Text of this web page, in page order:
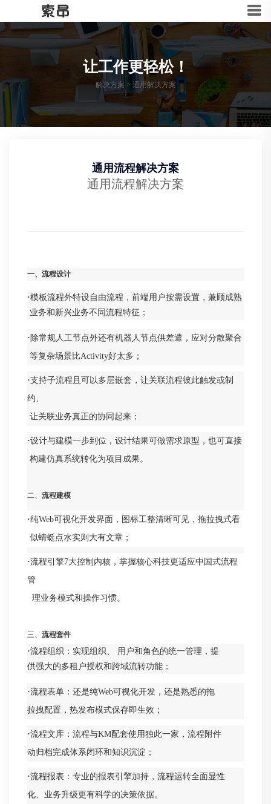
让工作更轻松！
解决方案 > 通用解决方案
通用流程解决方案
通用流程解决方案
一、流程设计
·模板流程外特设自由流程，前端用户按需设置，兼顾成熟
业务和新兴业务不同流程特征；
· 除常规人工节点外还有机器人节点供差遣，应对分散聚合
等复杂场景比Activity好太多；
·支持子流程且可以多层嵌套，让关联流程彼此触发或制
约、
让关联业务真正的协同起来；
·设计与建模一步到位，设计结果可做需求原型，也可直接
构建仿真系统转化为项目成果。
二、 流程建模
·纯Web可视化开发界面，图标工整清晰可见，拖拉拽式看
似蜻蜓点水实则大有文章；
·流程引擎7大控制内核，掌握核心科技更适应中国式流程
管
理业务模式和操作习惯。
三、 流程套件
·流程组织：实现组织、 用户和角色的统一管理，提
供强大的多租户授权和跨域流转功能；
·流程表单：还是纯Web可视化开发，还是熟悉的拖
拉拽配置，热发布模式保存即生效；
·流程文库：流程与KM配套使用独此一家，流程附件
动归档完成体系闭环和知识沉淀；
·流程报表：专业的报表引擎加持，流程运转全面显性
化、业务升级更有科学的决策依据。